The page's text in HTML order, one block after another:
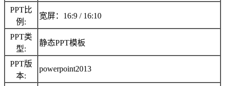
PPT比
例:
宽屏：16:9 / 16:10
PPT类
型:
静态PPT模板
PPT版
本:
powerpoint2013